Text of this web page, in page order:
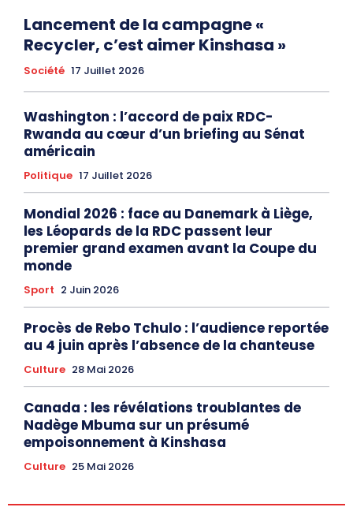
Lancement de la campagne «
Recycler, c’est aimer Kinshasa »
Société 17 Juillet 2026
Washington : l’accord de paix RDC-
Rwanda au cœur d’un briefing au Sénat
américain
Politique 17 Juillet 2026
Mondial 2026 : face au Danemark à Liège,
les Léopards de la RDC passent leur
premier grand examen avant la Coupe du
monde
Sport 2 Juin 2026
Procès de Rebo Tchulo : l’audience reportée
au 4 juin après l’absence de la chanteuse
Culture 28 Mai 2026
Canada : les révélations troublantes de
Nadège Mbuma sur un présumé
empoisonnement à Kinshasa
Culture 25 Mai 2026